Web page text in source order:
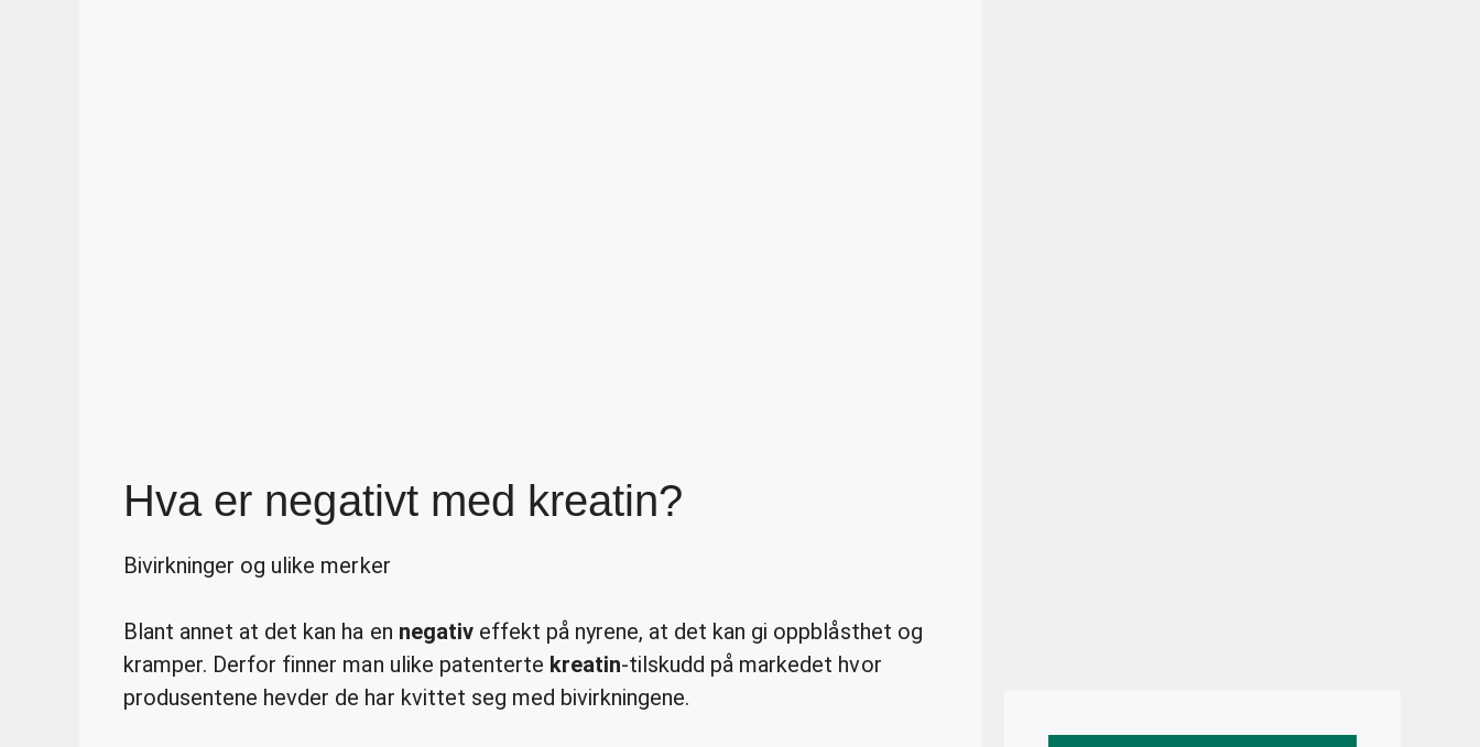
Hva er negativt med kreatin?
Bivirkninger og ulike merker
Blant annet at det kan ha en negativeffekt på nyrene, at det kan gi oppblåsthet og
kramper. Derfor finner man ulike patenterte kreatin-tilskudd på markedet hvor
produsentene hevder de har kvittet seg med bivirkningene.